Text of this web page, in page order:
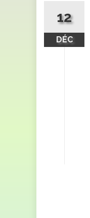
12
DÉC